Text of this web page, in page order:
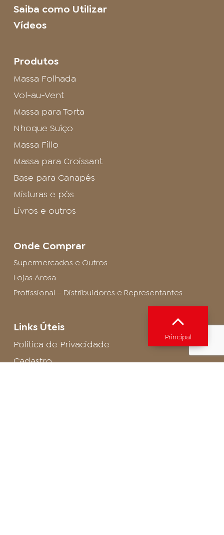
Saiba como Utilizar
Vídeos
Produtos
Massa Folhada
Vol-au-Vent
Massa para Torta
Nhoque Suíço
Massa Fillo
Massa para Croissant
Base para Canapés
Misturas e pós
Livros e outros
Onde Comprar
Supermercados e Outros
Lojas Arosa
Profissional – Distribuidores e Representantes
Links Úteis
Política de Privacidade
Cadastro
Principal